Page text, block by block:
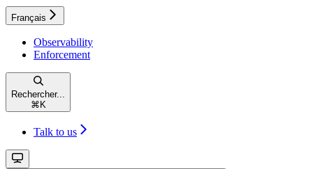
Français
Observability
Enforcement
Rechercher...
⌘ K
Talk to us